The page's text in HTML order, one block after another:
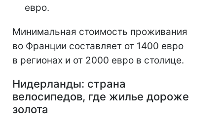
евро.
Минимальная стоимость проживания
во Франции составляет от 1400 евро
в регионах и от 2000 евро в столице.
Нидерланды: страна
велосипедов, где жилье дороже
золота